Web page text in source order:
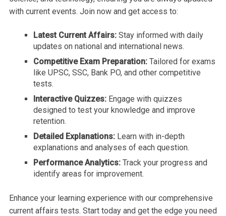
with current events. Join now and get access to:
Latest Current Affairs: Stay informed with daily
updates on national and international news.
Competitive Exam Preparation: Tailored for exams
like UPSC, SSC, Bank PO, and other competitive
tests.
Interactive Quizzes: Engage with quizzes
designed to test your knowledge and improve
retention.
Detailed Explanations: Learn with in-depth
explanations and analyses of each question.
Performance Analytics: Track your progress and
identify areas for improvement.
Enhance your learning experience with our comprehensive
current affairs tests. Start today and get the edge you need